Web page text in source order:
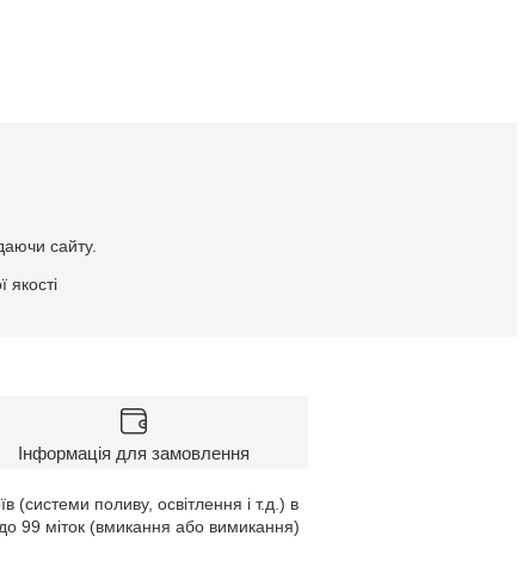
сайту.
Інформація для замовлення
(системи поливу, освітлення і т.д.) в
99 міток (вмикання або вимикання)